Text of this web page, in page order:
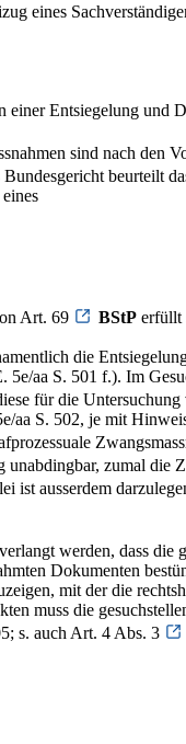
eines
einer Entsiegelung und
sind nach den
beurteilt
Art. 69 BStP erfüllt
die
5e/aa S. 501 f.). Im
für die
aa S. 502, je mit
unabdingbar, zumal
ist ausserdem
werden, dass die
Dokumenten
mit der die
muss die
s. auch Art. 4 Abs. 3